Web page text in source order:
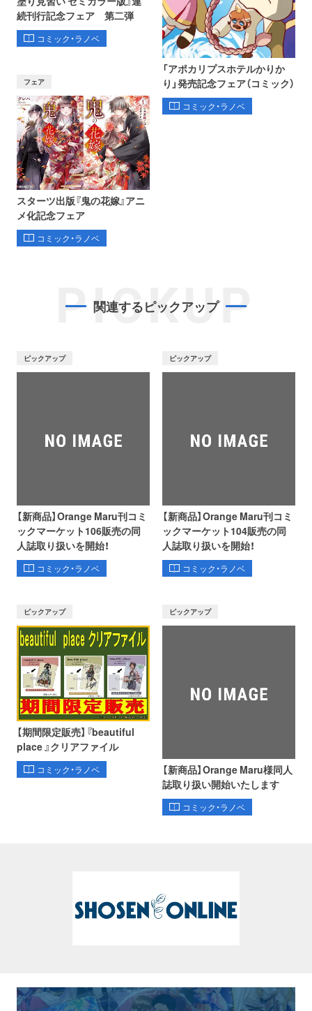
続刊行記念フェア 第二弾
コミック・ラノベ
フェア
スターツ出版『鬼の花嫁』アニ
メ化記念フェア
コミック・ラノベ
「アポカリプスホテルかりか
り」発売記念フェア（コミック）
コミック・ラノベ
PICKUP
関連するピックアップ
ピックアップ
【新商品】Orange Maru刊コミ
ックマーケット106販売の同
人誌取り扱いを開始！
コミック・ラノベ
ピックアップ
【新商品】Orange Maru刊コミ
ックマーケット104販売の同
人誌取り扱いを開始！
コミック・ラノベ
ピックアップ
【期間限定販売】『beautiful
place 』クリアファイル
コミック・ラノベ
ピックアップ
【新商品】Orange Maru様同人
誌取り扱い開始いたします
コミック・ラノベ